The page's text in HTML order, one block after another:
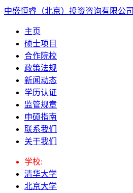
中盛恒睿（北京）投资咨询有限公司
主页
硕士项目
合作院校
政策法规
新闻动态
学历认证
监管规章
申硕指南
联系我们
关于我们
学校:
清华大学
北京大学